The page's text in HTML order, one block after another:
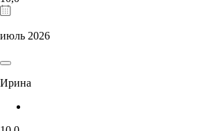
июль 2026
Ирина